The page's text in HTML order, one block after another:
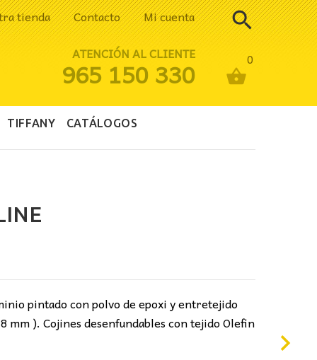
tienda Contacto Mi cuenta
0
ATENCIÓN AL CLIENTE
965 150 330
TIFFANY CATÁLOGOS
pintado con polvo de epoxi y entretejido
mm ). Cojines desenfundables con tejido Olefin